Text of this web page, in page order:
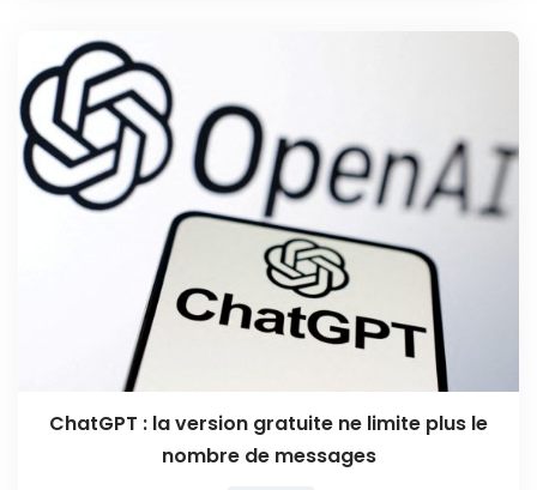
ChatGPT : la version gratuite ne limite plus le
nombre de messages